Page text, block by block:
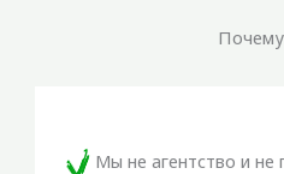
Мы не агентство и